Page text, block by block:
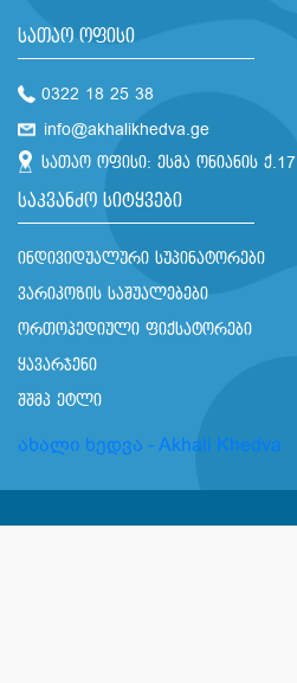
სათაო ოფისი
0322 18 25 38
info@akhalikhedva.ge
სათაო ოფისი: ესმა ონიანის ქ.17
საკვანძო სიტყვები
ინდივიდუალური სუპინატორები
ვარიკოზის საშუალებები
ორთოპედიული ფიქსატორები
ყავარჯენი
შშმპ ეტლი
ახალი ხედვა - Akhali Khedva